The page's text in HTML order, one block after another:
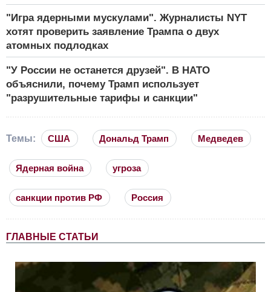
"Игра ядерными мускулами". Журналисты NYT
хотят проверить заявление Трампа о двух
атомных подлодках
"У России не останется друзей". В НАТО
объяснили, почему Трамп использует
"разрушительные тарифы и санкции"
Темы: США Дональд Трамп Медведев
Ядерная война угроза
санкции против РФ Россия
ГЛАВНЫЕ СТАТЬИ